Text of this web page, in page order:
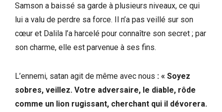
Samson a baissé sa garde à plusieurs niveaux, ce qui
lui a valu de perdre sa force. Il n’a pas veillé sur son
cœur et Dalila l’a harcelé pour connaître son secret ; par
son charme, elle est parvenue à ses fins.
L’ennemi, satan agit de même avec nous : « Soyez
sobres, veillez. Votre adversaire, le diable, rôde
comme un lion rugissant, cherchant qui il dévorera.